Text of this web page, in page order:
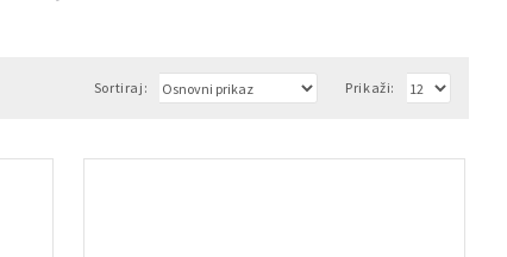
Sortiraj: Prikaži: